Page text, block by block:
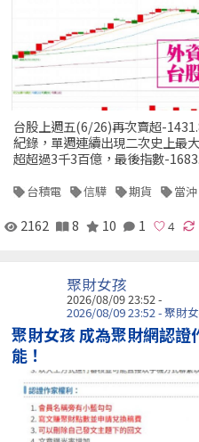
台股上週五(6/26)再次賣超-
紀錄，單週連續出現二次史上最
超超過3千3百億，最後指數-
台積電 信驊 期貨 當沖
2162 8 10 1
聚財女孩
2026/08/09 23:52 -
2026/08/09 23:52 - 聚財
聚財女孩 成為聚財網認
能！